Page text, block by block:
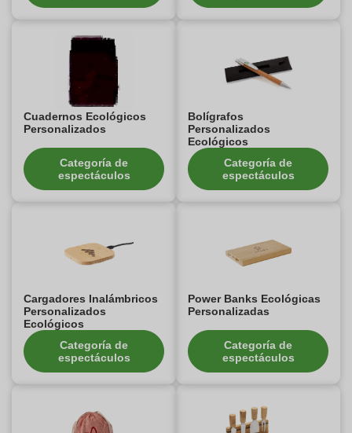
Cuadernos Ecológicos
Personalizados
Categoría de
espectáculos
Bolígrafos
Personalizados
Ecológicos
Categoría de
espectáculos
Cargadores Inalámbricos
Personalizados
Ecológicos
Categoría de
espectáculos
Power Banks Ecológicas
Personalizadas
Categoría de
espectáculos